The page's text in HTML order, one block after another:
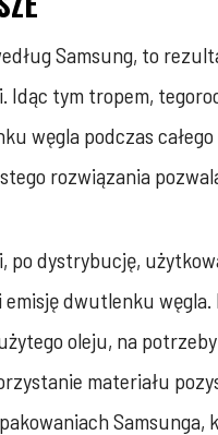
Samsung, to
Idąc tym tropem,
węgla podczas
rozwiązania
po dystrybucję,
dwutlenku
oleju, na
materiału